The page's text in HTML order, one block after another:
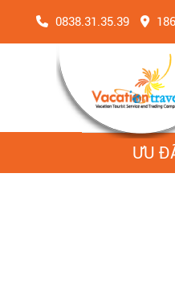
0838.31.35.39
ƯU